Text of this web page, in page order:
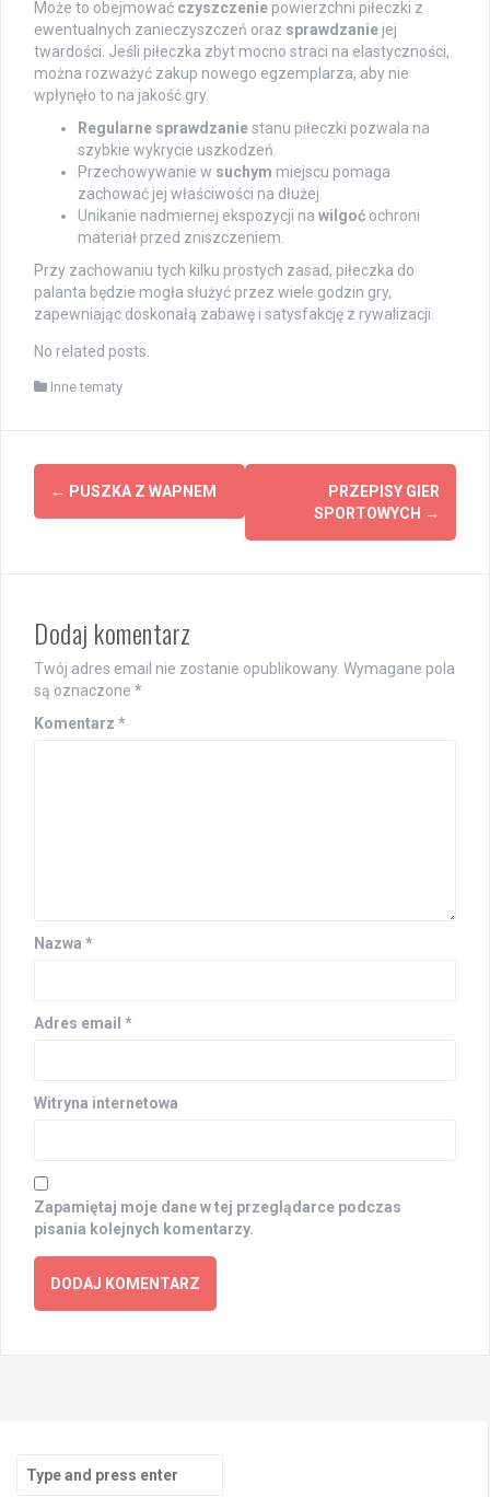
Może to obejmować czyszczenie powierzchni piłeczki z
ewentualnych zanieczyszczeń oraz sprawdzanie jej
twardości. Jeśli piłeczka zbyt mocno straci na elastyczności,
można rozważyć zakup nowego egzemplarza, aby nie
wpłynęło to na jakość gry.
Regularne sprawdzaniestanu piłeczki pozwala na
szybkie wykrycie uszkodzeń.
Przechowywanie w suchym miejscu pomaga
zachować jej właściwości na dłużej.
Unikanie nadmiernej ekspozycji na wilgoć ochroni
materiał przed zniszczeniem.
Przy zachowaniu tych kilku prostych zasad, piłeczka do
palanta będzie mogła służyć przez wiele godzin gry,
zapewniając doskonałą zabawę i satysfakcję z rywalizacji.
No related posts.
Inne tematy
Post
navigation
← PUSZKA Z WAPNEM
PRZEPISY GIER
SPORTOWYCH →
Dodaj komentarz
Twój adres email nie zostanie opublikowany. Wymagane pola
są oznaczone *
Komentarz *
Nazwa *
Adres email *
Witryna internetowa
Zapamiętaj moje dane w tej przeglądarce podczas
pisania kolejnych komentarzy.
Search
for: